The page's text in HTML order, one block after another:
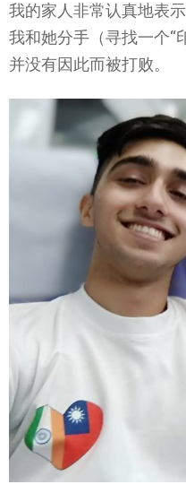
我的家人非常认真地表
我和她分手（寻找一个“
并没有因此而被打败。